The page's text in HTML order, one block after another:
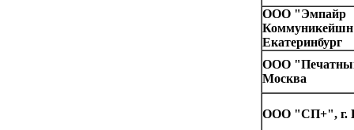
ООО "Эмпайр
Екатеринбург
ООО
Москва
ООО "СП+", г.